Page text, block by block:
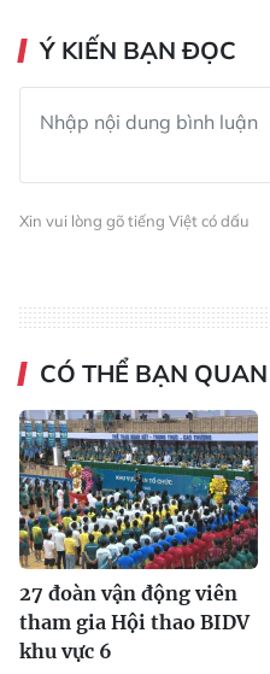
Ý KIẾN BẠN ĐỌC
Xin vui lòng gõ tiếng Việt có dấu
CÓ THỂ BẠN
27 đoàn vận động viên
tham gia Hội thao BIDV
khu vực 6